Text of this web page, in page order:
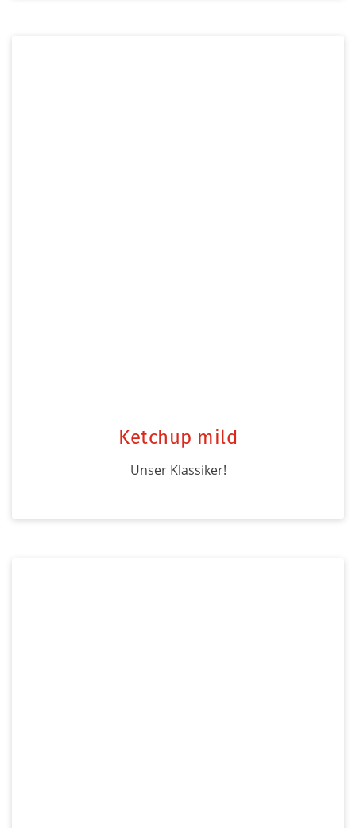
Ketchup mild
Unser Klassiker!